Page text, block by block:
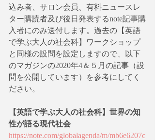
込み者、サロン会員、有料ニュースレ
ター購読者及び後日発表するnote記事購
入者にのみ送付します。過去の【英語
で学ぶ大人の社会科】ワークショップ
と同様の設問を設定しますので、以下
のマガジンの2020年4＆５月の記事（設
問を公開しています）を参考にしてく
ださい。
【英語で学ぶ大人の社会科】世界の知
性が語る現代社会
https://note.com/globalagenda/m/mb6e6207c